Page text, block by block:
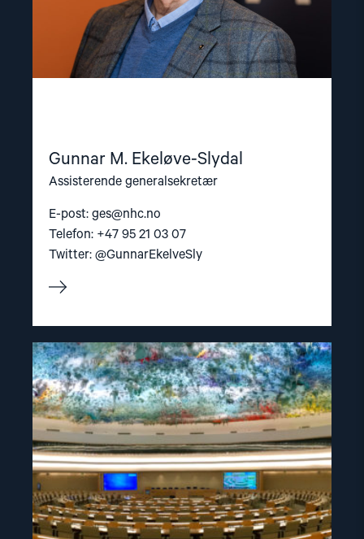
Gunnar M. Ekeløve-Slydal
Assisterende generalsekretær
E-post: ges@nhc.no
Telefon: +47 95 21 03 07
Twitter: @GunnarEkelveSly
Read
article
"NGO-
forum
for
menneskerettigheter"